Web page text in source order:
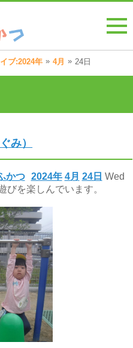
ブ:2024年 » 4月 » 24日
み）
2024年 4月 24日 Wed
かつ
びを楽しんでいます。